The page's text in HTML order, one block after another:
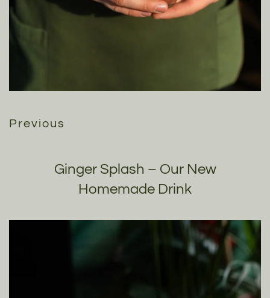
Previous
Ginger Splash – Our New
Homemade Drink